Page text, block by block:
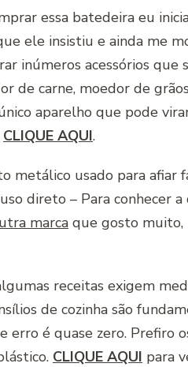
essa batedeira eu
ele insistiu e ainda me
inúmeros acessórios que
de carne, moedor de
aparelho que pode
CLIQUE AQUI.
metálico usado para afiar
direto – Para conhecer
marca que gosto muito,
receitas exigem
de cozinha são
erro é quase zero. Prefiro
CLIQUE AQUI para